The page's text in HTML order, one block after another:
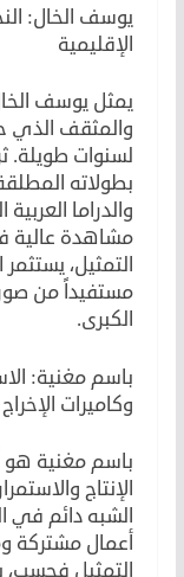
يوسف الخال:
الإقليمية
يمثل يوسف
والمثقف الذي
لسنوات طويلة.
بطولاته
والدراما
مشاهدة عالية
التمثيل،
مستفيداً من
الكبرى.
باسم مغنية:
وكاميرات الإخراج
باسم مغنية هو
الإنتاج
الشبه دائم في
أعمال مشتركة
التمثيل فحسب،